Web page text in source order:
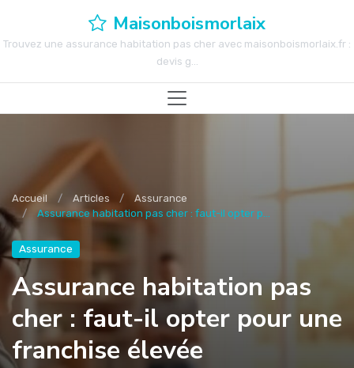
Maisonboismorlaix
Trouvez une assurance habitation pas cher avec maisonboismorlaix.fr :
devis g...
Accueil Articles
Assurance
Assurance habitation pas cher : faut-il opter p...
Assurance
Assurance habitation pas
cher : faut-il opter pour une
franchise élevée